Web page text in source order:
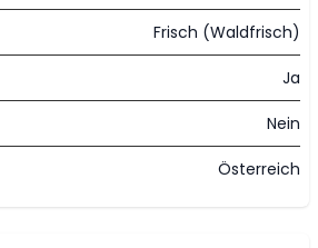
Frisch (Waldfrisch)
Ja
Nein
Österreich